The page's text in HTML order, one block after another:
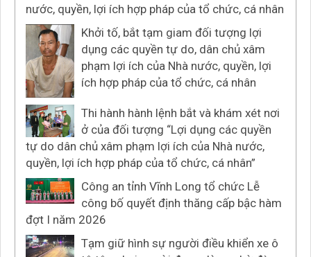
nước, quyền, lợi ích hợp pháp của tổ chức, cá nhân
Khởi tố, bắt tạm giam đối tượng lợi
dụng các quyền tự do, dân chủ xâm
phạm lợi ích của Nhà nước, quyền, lợi
ích hợp pháp của tổ chức, cá nhân
Thi hành hành lệnh bắt và khám xét nơi
ở của đối tượng “Lợi dụng các quyền
tự do dân chủ xâm phạm lợi ích của Nhà nước,
quyền, lợi ích hợp pháp của tổ chức, cá nhân”
Công an tỉnh Vĩnh Long tổ chức Lễ
công bố quyết định thăng cấp bậc hàm
đợt I năm 2026
Tạm giữ hình sự người điều khiển xe ô